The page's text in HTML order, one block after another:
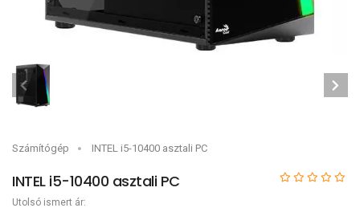
Számítógép INTEL i5-10400 asztali PC
INTEL i5-10400 asztali PC
Utolsó ismert ár: